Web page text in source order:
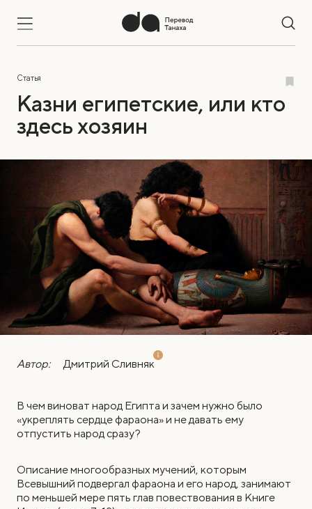
Статья
Казни египетские, или кто
здесь хозяин
Автор: Дмитрий Сливняк
В чем виноват народ Египта и зачем нужно было
«укреплять сердце фараона» и не давать ему
отпустить народ сразу?
Описание многообразных мучений, которым
Всевышний подвергал фараона и его народ, занимают
по меньшей мере пять глав повествования в Книге